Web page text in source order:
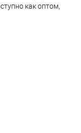
как оптом,